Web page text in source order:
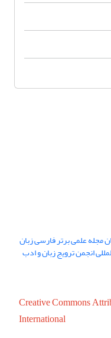
مجله علمی برتر فارسی زبان
المللی انجمن ترویج زبان و ادب
Creative Commons
International